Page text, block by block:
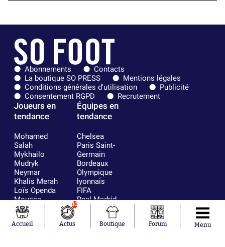
Abonnements
Contacts
La boutique SO PRESS
Mentions légales
Conditions générales d'utilisation
Publicité
Consentement RGPD
Recrutement
Joueurs en
tendance
Mohamed
Salah
Mykhailo
Mudryk
Neymar
Khalis Merah
Loïs Openda
Moussa
Niakhaté
Nicolás
Tagliafico
Équipes en
tendance
Chelsea
Paris Saint-
Germain
Bordeaux
Olympique
lyonnais
FIFA
Real Madrid
RC Strasbourg
France
Accueil
10
Actus Boutique Forum Menu